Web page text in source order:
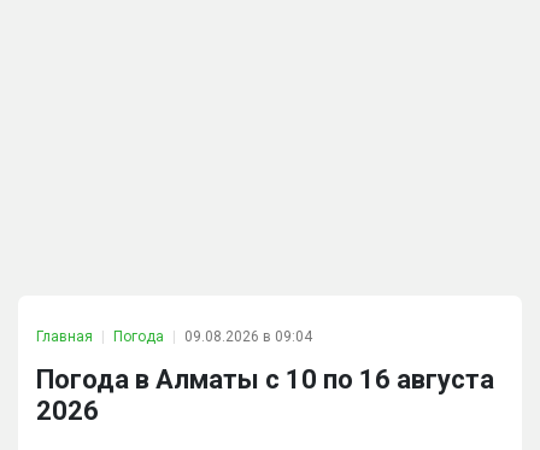
Главная Погода 09.08.2026 в 09:04
Погода в Алматы с 10 по 16 августа
2026